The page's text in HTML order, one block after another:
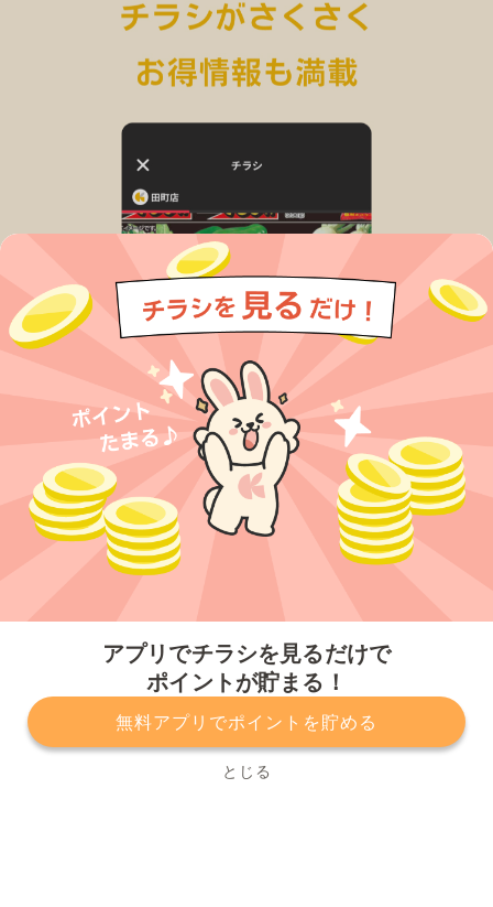
アプリでチラシを見るだけで
ポイントが貯まる！
無料アプリでポイントを貯める
とじる
プライバシーポリシー 利用規約
運営会社
サービスに関してのお問い合わせ